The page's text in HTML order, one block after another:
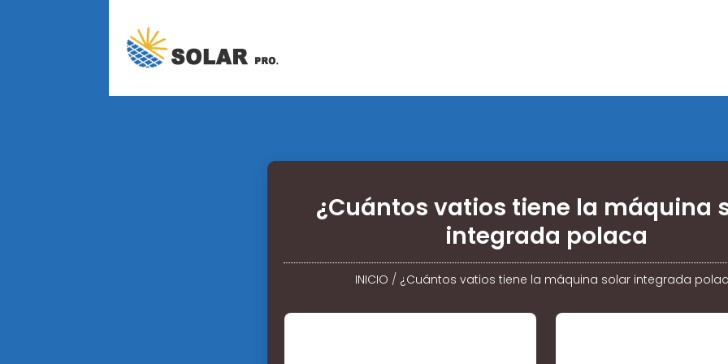
¿Cuántos vatios tiene la máquina
integrada polaca
INICIO / ¿Cuántos vatios tiene la máquina solar integrada